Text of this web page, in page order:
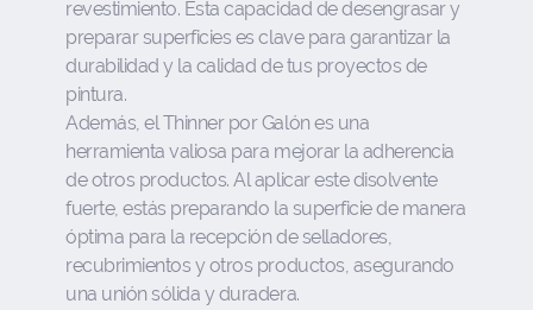
revestimiento. Esta capacidad de desengrasar y
preparar superficies es clave para garantizar la
durabilidad y la calidad de tus proyectos de
pintura.
Además, el Thinner por Galón es una
herramienta valiosa para mejorar la adherencia
de otros productos. Al aplicar este disolvente
fuerte, estás preparando la superficie de manera
óptima para la recepción de selladores,
recubrimientos y otros productos, asegurando
una unión sólida y duradera.